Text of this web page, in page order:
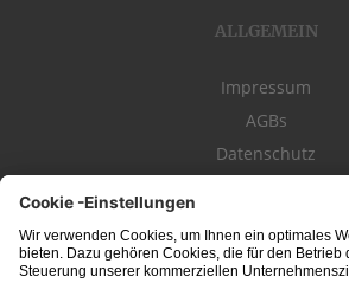
ALLGEMEIN
Impressum
AGBs
Datenschutz